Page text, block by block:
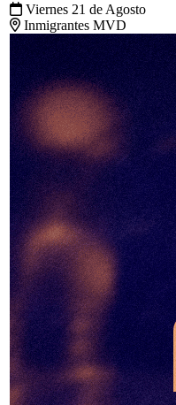
Viernes 21 de Agosto
Inmigrantes MVD